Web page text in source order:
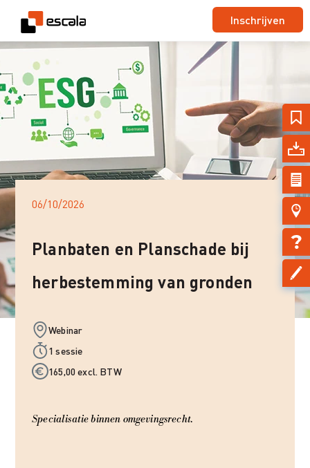
Inschrijven
06/10/2026
Planbaten en Planschade bij
herbestemming van gronden
Webinar
1 sessie
165,00 excl. BTW
Specialisatie binnen omgevingsrecht.